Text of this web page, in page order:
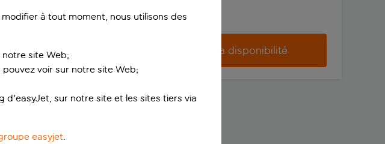
Vérifier la disponibilité
à tout moment, nous utilisons des
site Web;
voir sur notre site Web;
d'easyJet, sur notre site et les sites tiers via
easyjet